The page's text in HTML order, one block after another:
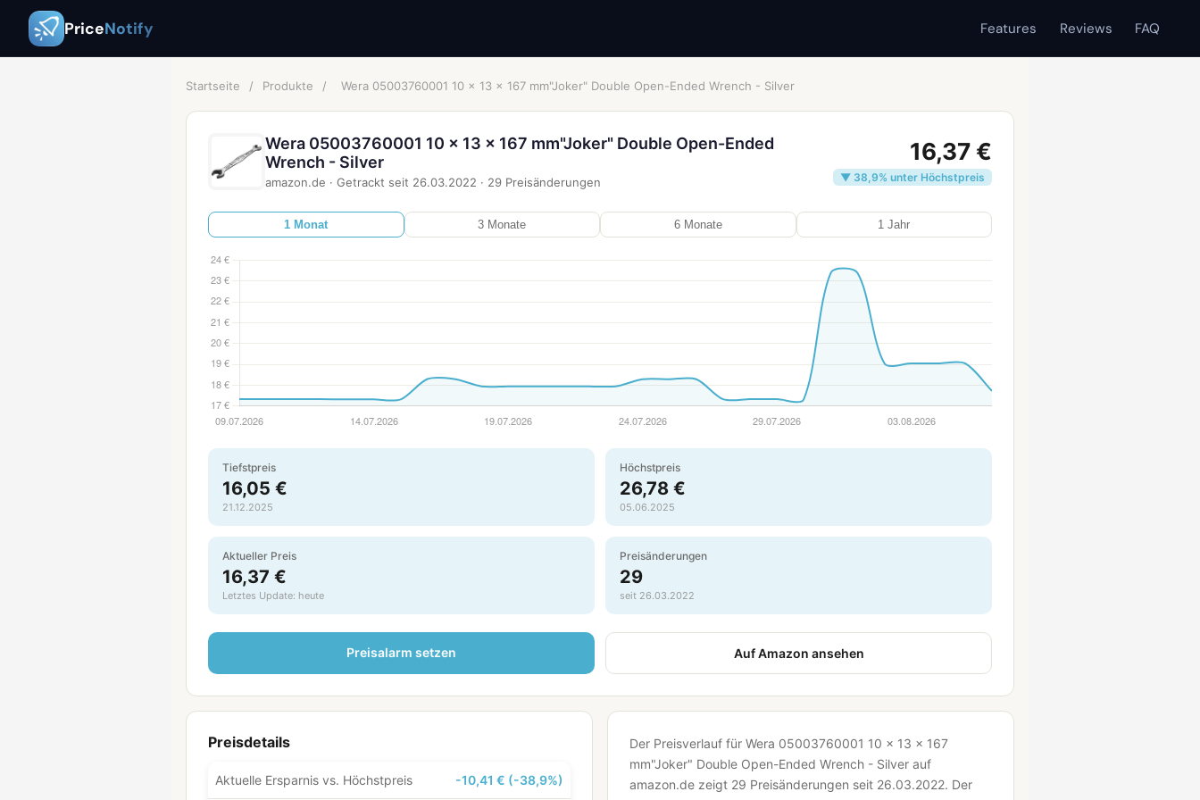
PriceNotify Features Reviews FAQ
Startseite / Produkte / Wera 05003760001 10 x 13 x 167 mm"Joker" Double Open-Ended Wrench - Silver
Wera 05003760001 10 x 13 x 167 mm"Joker" Double Open-Ended
Wrench - Silver
amazon.de · Getrackt seit 26.03.2022 · 29 Preisänderungen
16,37 €
▼ 38,9% unter Höchstpreis
1 Monat 3 Monate 6 Monate 1 Jahr
Tiefstpreis
16,05 €
21.12.2025
Höchstpreis
26,78 €
05.06.2025
Aktueller Preis
16,37 €
Letztes Update: heute
Preisänderungen
29
seit 26.03.2022
Preisalarm setzen Auf Amazon ansehen
Preisdetails
Aktuelle Ersparnis vs. Höchstpreis -10,41 € (-38,9%)
Der Preisverlauf für Wera 05003760001 10 x 13 x 167
mm"Joker" Double Open-Ended Wrench - Silver auf
amazon.de zeigt 29 Preisänderungen seit 26.03.2022. Der